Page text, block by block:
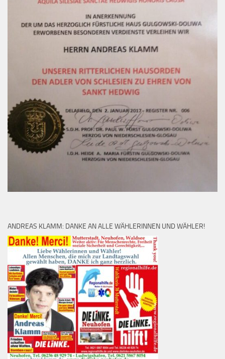
ANDREAS KLAMM: DANKE AN ALLE WÄHLERINNEN UND WÄHLER!